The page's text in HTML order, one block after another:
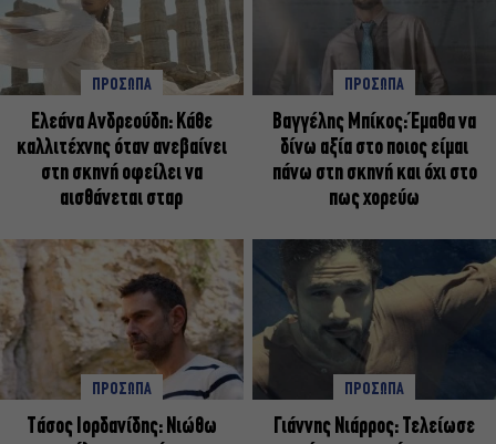
ΠΡΟΣΩΠΑ
Ελεάνα Ανδρεούδη: Κάθε
καλλιτέχνης όταν ανεβαίνει
στη σκηνή οφείλει να
αισθάνεται σταρ
ΠΡΟΣΩΠΑ
Βαγγέλης Μπίκος: Έμαθα να
δίνω αξία στο ποιος είμαι
πάνω στη σκηνή και όχι στο
πως χορεύω
ΠΡΟΣΩΠΑ
Tάσος Ιορδανίδης: Νιώθω
ΠΡΟΣΩΠΑ
Γιάννης Νιάρρος: Τελείωσε